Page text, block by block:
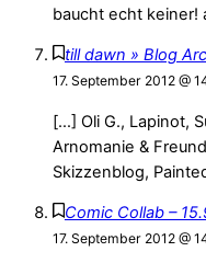
baucht echt keiner!
till dawn » Blog
17. September 2012 @
[…] Oli G., Lapinot,
Arnomanie &
Skizzenblog,
Comic Collab –
17. September 2012 @